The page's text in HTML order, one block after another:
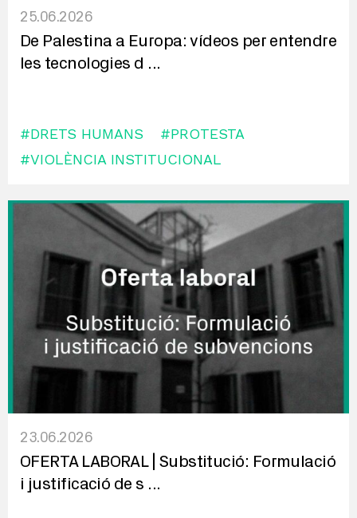
25.06.2026
De Palestina a Europa: vídeos per entendre
les tecnologies d ...
#DRETS HUMANS
#PROTESTA
#VIOLÈNCIA INSTITUCIONAL
23.06.2026
OFERTA LABORAL | Substitució: Formulació
i justificació de s ...